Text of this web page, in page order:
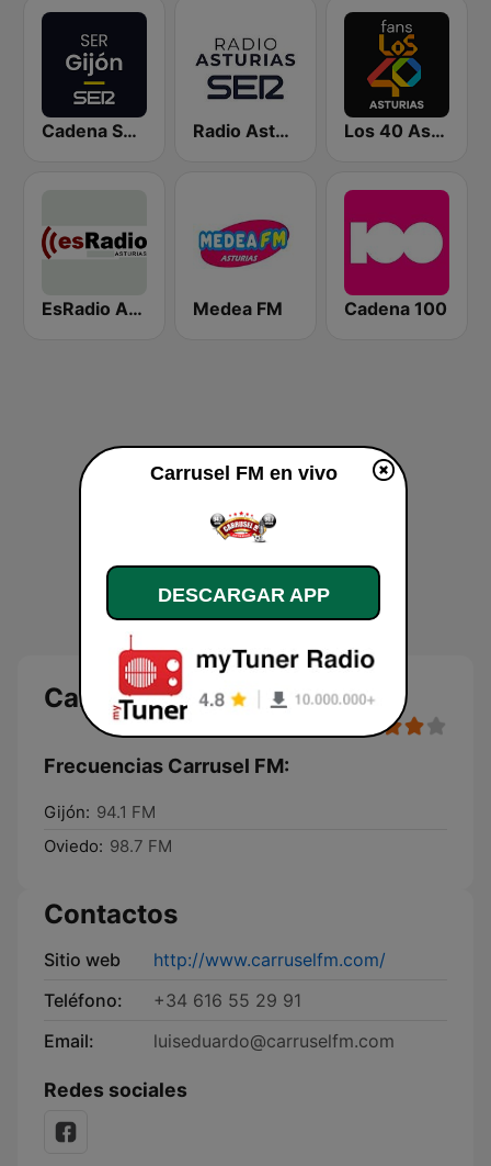
Cadena SER Gijón Radio Asturias SER Los 40 Asturias
EsRadio Asturias Medea FM Cadena 100
Carrusel FM
Frecuencias Carrusel FM:
Gijón: 94.1 FM
Oviedo: 98.7 FM
Contactos
Sitio web
http://www.carruselfm.com/
Teléfono:
+34 616 55 29 91
Email:
luiseduardo@carruselfm.com
Redes sociales
Carrusel FM en vivo
DESCARGAR APP